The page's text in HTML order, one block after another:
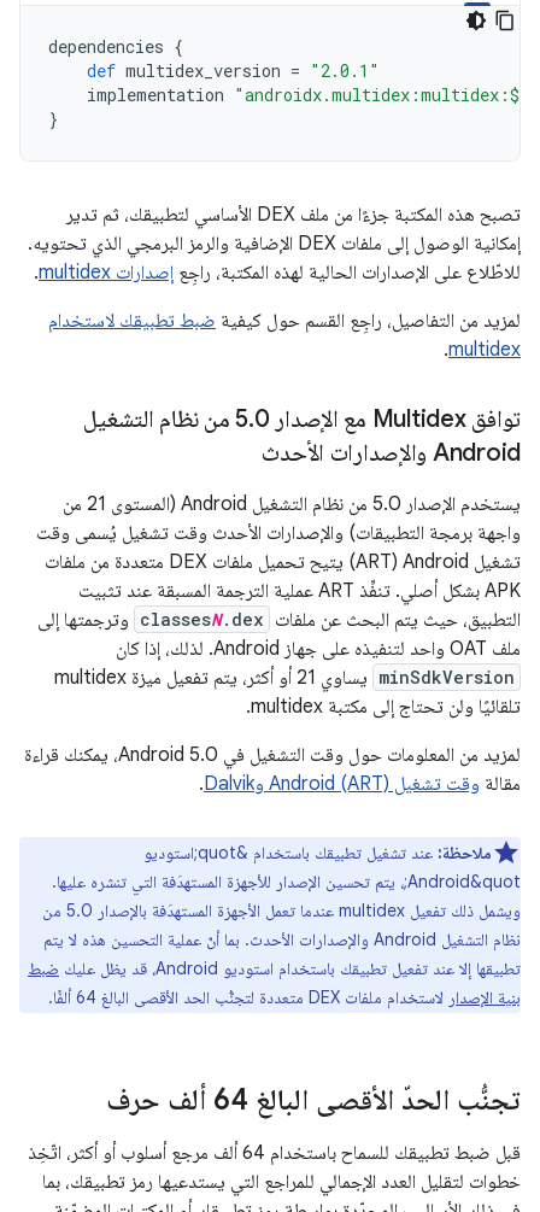
dependencies {
def multidex_version = "2.0.1"
implementation
}
تصبح هذه المكتبة جزءًا من ملف DEX الأساسي لتطبيقك، ثم تدير
إمكانية الوصول إلى ملفات DEX الإضافية والرمز البرمجي الذي تحتويه.
للاطّلاع على الإصدارات الحالية لهذه المكتبة، راجِع إصدارات multidex
.
لمزيد من التفاصيل، راجِع القسم حول كيفية ضبط تطبيقك لاستخدام
multidex
.
توافق Multidex مع الإصدار 5 . 0 من نظام التشغيل
Android والإصدارات الأحدث
يستخدم الإصدار 5.0 من نظام التشغيل Android (المستوى 21 من
واجهة برمجة التطبيقات) والإصدارات الأحدث وقت تشغيل يُسمى وقت
تشغيل Android ‏(ART) يتيح تحميل ملفات DEX متعددة من ملفات
APK بشكل أصلي. تنفِّذ ART عملية الترجمة المسبقة عند تثبيت
التطبيق، حيث يتم البحث عن ملفات
classesN.dex
وترجمتها إلى
ملف OAT واحد لتنفيذه على جهاز Android. لذلك، إذا كان
minSdkVersion
يساوي 21 أو أكثر، يتم تفعيل ميزة multidex
تلقائيًا ولن تحتاج إلى مكتبة multidex.
لمزيد من المعلومات حول وقت التشغيل في Android 5.0، يمكنك قراءة
مقالة وقت تشغيل Android (ART) وDalvik .
ملاحظة:
عند تشغيل تطبيقك باستخدام &quot;استوديو
Android&quot;، يتم تحسين الإصدار للأجهزة المستهدَفة التي تنشره عليها.
ويشمل ذلك تفعيل multidex عندما تعمل الأجهزة المستهدَفة بالإصدار 5.0 من
نظام التشغيل Android والإصدارات الأحدث. بما أنّ عملية التحسين هذه لا يتم
تطبيقها إلا عند تفعيل تطبيقك باستخدام استوديو Android، قد يظل عليك
ضبط
بنية الإصدار لاستخدام ملفات DEX متعددة لتجنُّب الحد الأقصى البالغ 64 ألفًا.
تجنُّب الحدّ الأقصى البالغ 64 ألف حرف
قبل ضبط تطبيقك للسماح باستخدام 64 ألف مرجع أسلوب أو أكثر، اتّخِذ
خطوات لتقليل العدد الإجمالي للمراجع التي يستدعيها رمز تطبيقك، بما